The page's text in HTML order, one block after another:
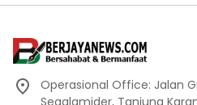
Operasional Office: Jalan